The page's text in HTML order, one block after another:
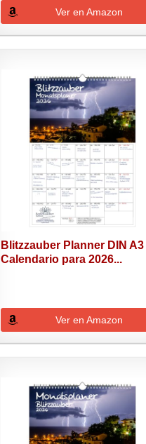
Ver en Amazon
Blitzzauber Planner DIN A3
Calendario para 2026...
Ver en Amazon